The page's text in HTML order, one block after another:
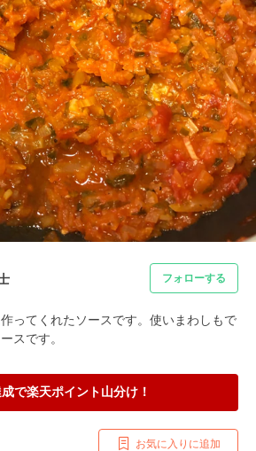
フォローする
ってくれたソースです。使いまわしもで
スです。
で楽天ポイント山分け！
お気に入りに追加